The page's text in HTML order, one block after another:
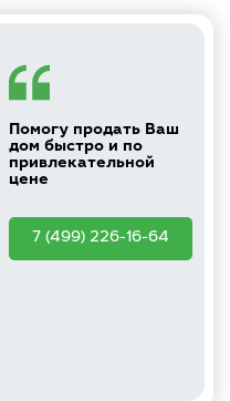
Помогу продать Ваш
дом быстро и по
привлекательной
цене
7 (499) 226-16-64